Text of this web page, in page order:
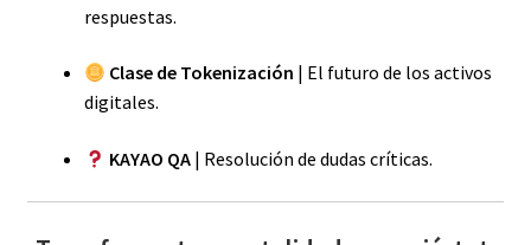
respuestas.
Clase de Tokenización | El futuro de los activos
digitales.
KAYAO QA| Resolución de dudas críticas.